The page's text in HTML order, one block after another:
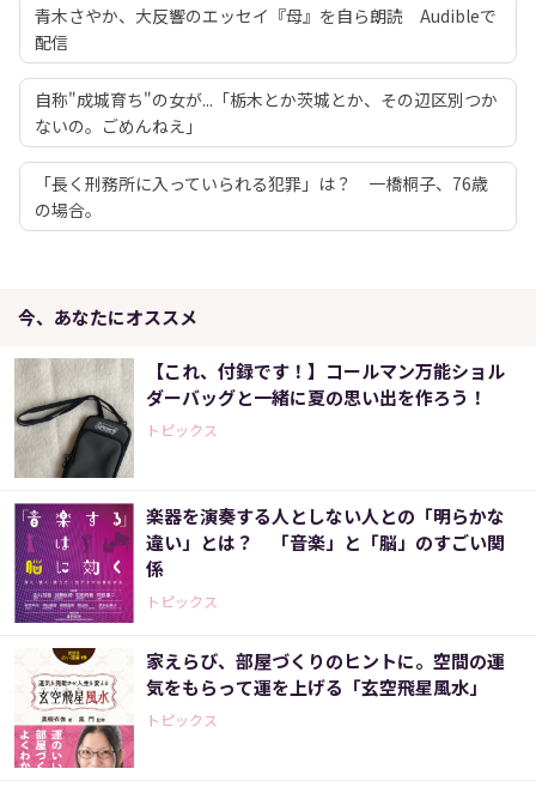
青木さやか、大反響のエッセイ『母』を自ら朗読 Audibleで
配信
自称"成城育ち"の女が...「栃木とか茨城とか、その辺区別つか
ないの。ごめんねえ」
「長く刑務所に入っていられる犯罪」は？ 一橋桐子、76歳
の場合。
今、あなたにオススメ
【これ、付録です！】コールマン万能ショル
ダーバッグと一緒に夏の思い出を作ろう！
トピックス
楽器を演奏する人としない人との「明らかな
違い」とは？ 「音楽」と「脳」のすごい関
係
トピックス
家えらび、部屋づくりのヒントに。空間の運
気をもらって運を上げる「玄空飛星風水」
トピックス